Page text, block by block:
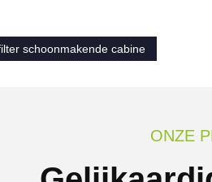
schoonmakende cabine
ONZE